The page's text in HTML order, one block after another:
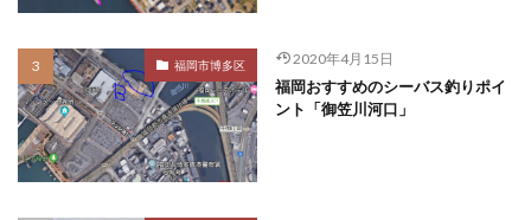
福岡市博多区 2020年4月15日
福岡おすすめのシーバス釣りポイ
ント「御笠川河口」